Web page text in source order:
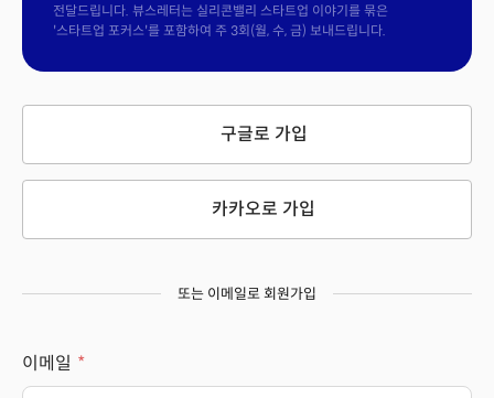
전달드립니다. 뷰스레터는 실리콘밸리 스타트업 이야기를 묶은
'스타트업 포커스'를 포함하여 주 3회(월, 수, 금) 보내드립니다.
구글로 가입
카카오로 가입
또는 이메일로 회원가입
이메일